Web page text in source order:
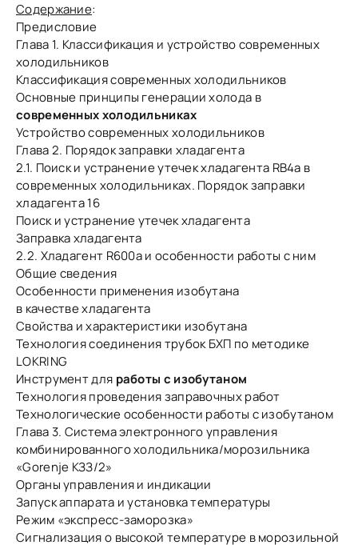
Содержание:
Предисловие
Глава 1. Классификация и устройство современных
холодильников
Классификация современных холодильников
Основные принципы генерации холода в
современных холодильниках
Устройство современных холодильников
Глава 2. Порядок заправки хладагента
2.1. Поиск и устранение утечек хладагента RB4a в
современных холодильниках. Порядок заправки
хладагента 16
Поиск и устранение утечек хладагента
Заправка хладагента
2.2. Хладагент R600a и особенности работы с ним
Общие сведения
Особенности применения изобутана
в качестве хладагента
Свойства и характеристики изобутана
Технология соединения трубок БХП по методике
LOKRING
Инструмент для работы с изобутаном
Технология проведения заправочных работ
Технологические особенности работы с изобутаном
Глава 3. Система электронного управления
комбинированного холодильника/морозильника
«Gorenje КЗЗ/2»
Органы управления и индикации
Запуск аппарата и установка температуры
Режим «экспресс-заморозка»
Сигнализация о высокой температуре в морозильной